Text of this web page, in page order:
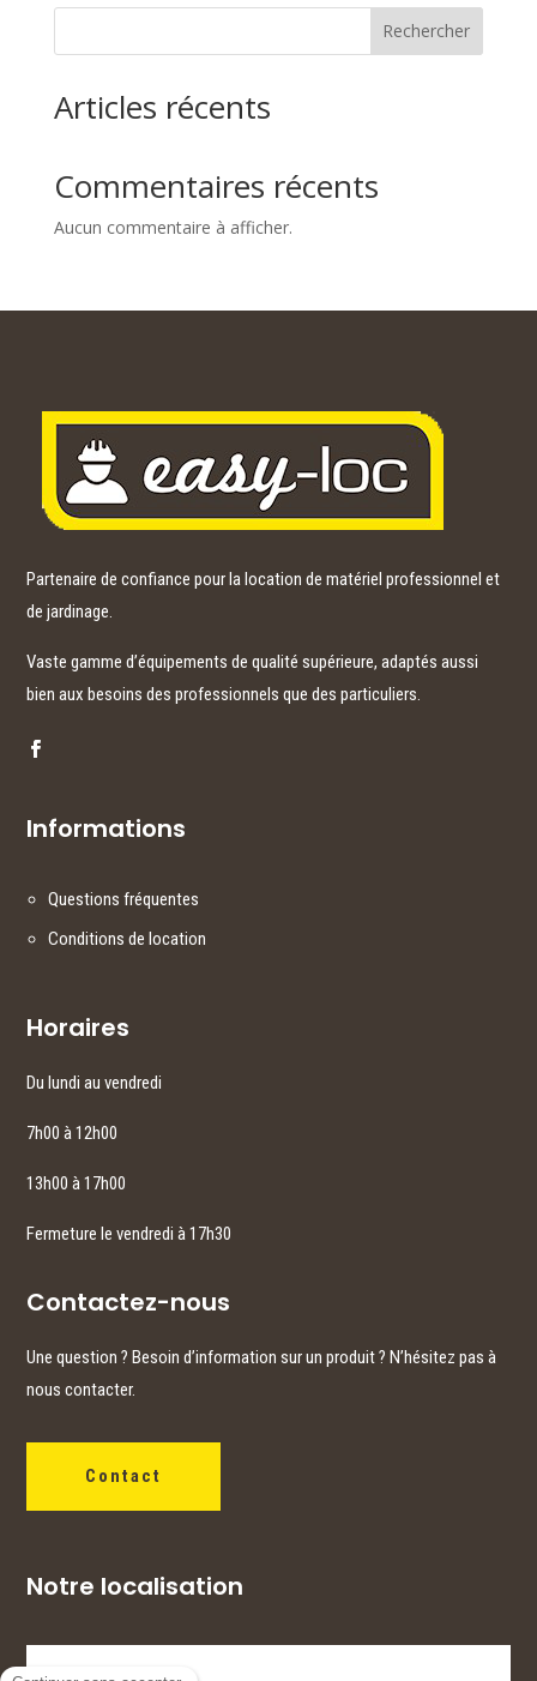
113,00€
Rechercher
Articles récents
Commentaires récents
Aucun commentaire à afficher.
Partenaire de confiance pour la location de matériel professionnel et
de jardinage.
Vaste gamme d’équipements de qualité supérieure, adaptés aussi
bien aux besoins des professionnels que des particuliers.
Informations
Questions fréquentes
Conditions de location
Horaires
Du lundi au vendredi
7h00 à 12h00
13h00 à 17h00
Fermeture le vendredi à 17h30
Contactez-nous
Une question ? Besoin d’information sur un produit ? N’hésitez pas à
nous contacter.
Contact
Notre localisation